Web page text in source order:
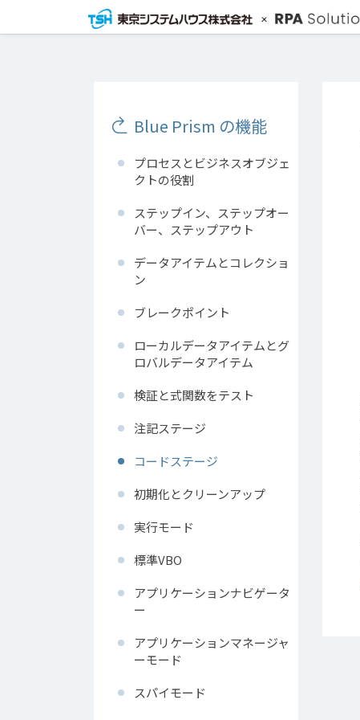
Blue Prism の機能
プロセスとビジネスオブジェ
クトの役割
ステップイン、ステップオー
バー、ステップアウト
データアイテムとコレクショ
ン
ブレークポイント
ローカルデータアイテムとグ
ロバルデータアイテム
検証と式関数をテスト
注記ステージ
コードステージ
初期化とクリーンアップ
実行モード
標準VBO
アプリケーションナビゲータ
ー
アプリケーションマネージャ
ーモード
スパイモード